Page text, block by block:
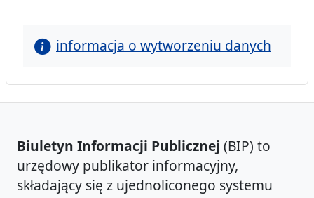
informacja o wytworzeniu danych
Biuletyn Informacji Publicznej (BIP) to
urzędowy publikator informacyjny,
składający się z ujednoliconego systemu